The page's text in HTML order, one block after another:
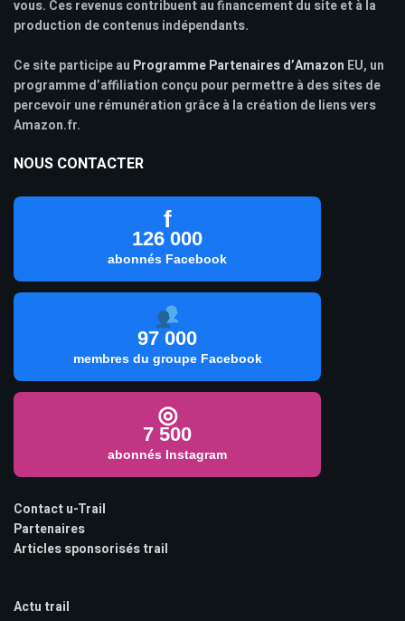
vous. Ces revenus contribuent au financement du site et à la
production de contenus indépendants.
Ce site participe au Programme Partenaires d’Amazon EU, un
programme d’affiliation conçu pour permettre à des sites de
percevoir une rémunération grâce à la création de liens vers
Amazon.fr.
NOUS CONTACTER
f
126 000
abonnés Facebook
97 000
membres du groupe Facebook
◎
7 500
abonnés Instagram
Contact u-Trail
Partenaires
Articles sponsorisés trail
Actu trail